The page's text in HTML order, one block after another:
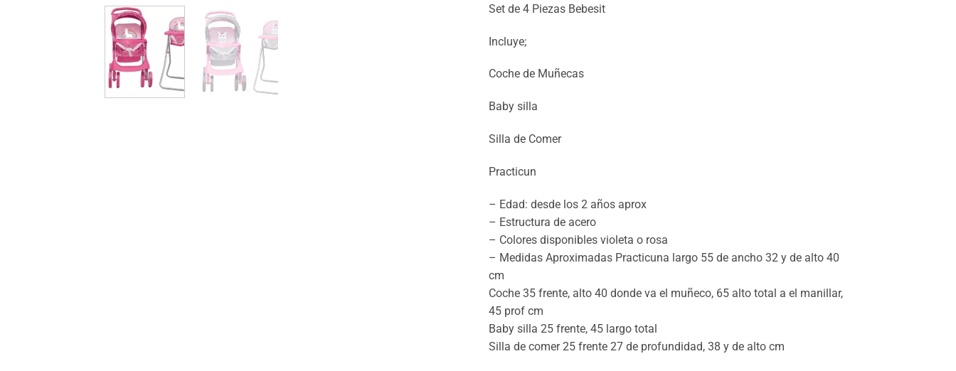
Set de 4 Piezas Bebesit
Incluye;
Coche de Muñecas
Baby silla
Silla de Comer
Practicun
– Edad: desde los 2 años aprox
– Estructura de acero
– Colores disponibles violeta o rosa
– Medidas Aproximadas Practicuna largo 55 de ancho 32 y de alto 40
cm
Coche 35 frente, alto 40 donde va el muñeco, 65 alto total a el manillar,
45 prof cm
Baby silla 25 frente, 45 largo total
Silla de comer 25 frente 27 de profundidad, 38 y de alto cm